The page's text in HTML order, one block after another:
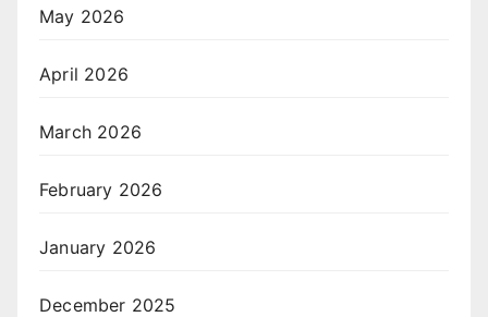
May 2026
April 2026
March 2026
February 2026
January 2026
December 2025